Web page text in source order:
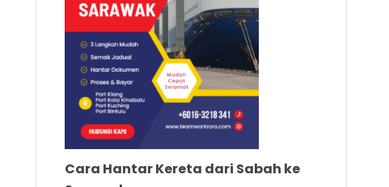
Cara Hantar Kereta dari Sabah ke